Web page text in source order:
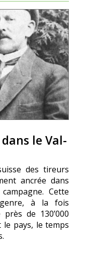
le Val-
des tireurs
ancrée dans
Cette
à la fois
de 130’000
pays, le temps